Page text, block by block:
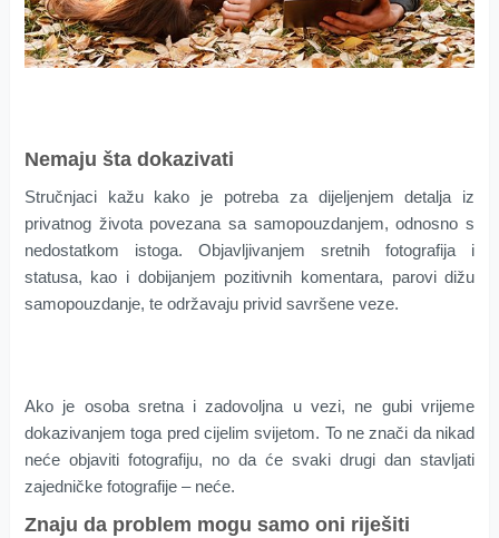
Nemaju šta dokazivati
Stručnjaci kažu kako je potreba za dijeljenjem detalja iz
privatnog života povezana sa samopouzdanjem, odnosno s
nedostatkom istoga. Objavljivanjem sretnih fotografija i
statusa, kao i dobijanjem pozitivnih komentara, parovi dižu
samopouzdanje, te održavaju privid savršene veze.
Ako je osoba sretna i zadovoljna u vezi, ne gubi vrijeme
dokazivanjem toga pred cijelim svijetom. To ne znači da nikad
neće objaviti fotografiju, no da će svaki drugi dan stavljati
zajedničke fotografije – neće.
Znaju da problem mogu samo oni riješiti